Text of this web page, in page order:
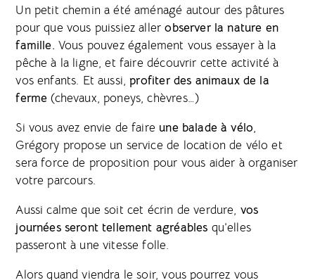
Un petit chemin a été aménagé autour des pâtures
pour que vous puissiez allerobserver la nature en
famille. Vous pouvez également vous essayer à la
pêche à la ligne, et faire découvrir cette activité à
vos enfants. Et aussi, profiter des animaux de la
ferme(chevaux, poneys, chèvres…)
Si vous avez envie de faire une balade à vélo,
Grégory propose un service de location de vélo et
sera force de proposition pour vous aider à organiser
votre parcours.
Aussi calme que soit cet écrin de verdure, vos
journées seront tellement agréables qu’elles
passeront à une vitesse folle.
Alors quand viendra le soir, vous pourrez vous